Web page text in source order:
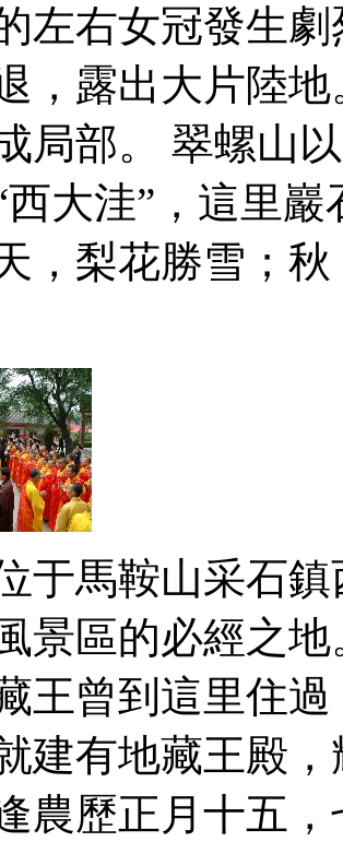
左右女冠發生
，露出大片陸
局部。 翠螺山
西大洼”，這里
，梨花勝雪；秋
于馬鞍山采石
景區的必經之
王曾到這里住
建有地藏王殿
農歷正月十五